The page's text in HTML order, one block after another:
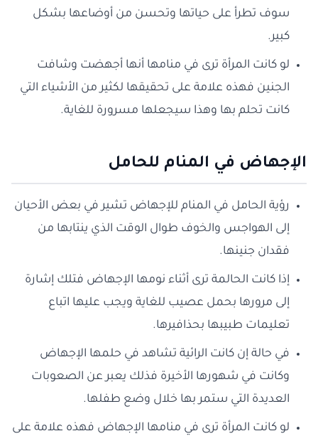
سوف تطرأ على حياتها وتحسن من أوضاعها بشكل
كبير.
لو كانت المرأة ترى في منامها أنها أجهضت وشافت
الجنين فهذه علامة على تحقيقها لكثير من الأشياء التي
كانت تحلم بها وهذا سيجعلها مسرورة للغاية.
الإجهاض في المنام للحامل
رؤية الحامل في المنام للإجهاض تشير في بعض الأحيان
إلى الهواجس والخوف طوال الوقت الذي ينتابها من
فقدان جنينها.
إذا كانت الحالمة ترى أثناء نومها الإجهاض فتلك إشارة
إلى مرورها بحمل عصيب للغاية ويجب عليها اتباع
تعليمات طبيبها بحذافيرها.
في حالة إن كانت الرائية تشاهد في حلمها الإجهاض
وكانت في شهورها الأخيرة فذلك يعبر عن الصعوبات
العديدة التي ستمر بها خلال وضع طفلها.
لو كانت المرأة ترى في منامها الإجهاض فهذه علامة على